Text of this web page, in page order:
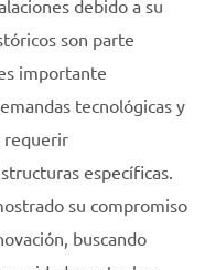
debido a su
son parte
importante
tecnológicas y
requerir
específicas.
su compromiso
buscando